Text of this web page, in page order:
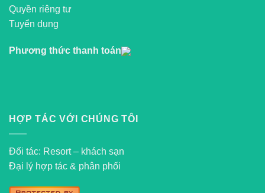
Quyền riêng tư
Tuyển dụng
Phương thức thanh toán
HỢP TÁC VỚI CHÚNG TÔI
Đối tác: Resort – khách sạn
Đại lý hợp tác & phân phối